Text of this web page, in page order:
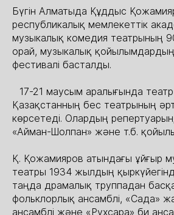
Бүгін Алматыда Құддыс
республикалық мемлекеттік
музыкалық комедия театрының
орай, музыкалық қойылымдардың
фестивалі басталды.
⠀17-21 маусым аралығында
Қазақстанның бес театрының
көрсетеді. Олардың
«Айман-Шолпан» және т.б.
Қ. Қожамияров атындағы ұйғыр
театры 1934 жылдың
таңда драмалық труппадан
фольклорлық ансамблі, «Сада»
ансамблі және «Рухсара» би